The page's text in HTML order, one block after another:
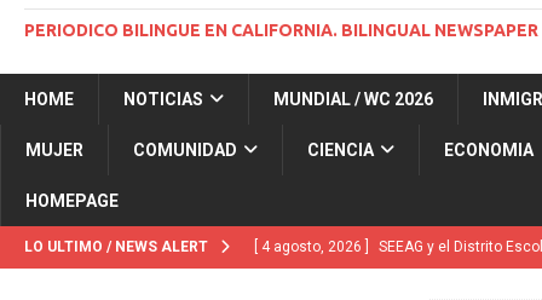
PERIODICO BILINGUE EN CALIFORNIA. BILINGUAL
HOME NOTICIAS MUNDIAL / WC 2026
MUJER COMUNIDAD CIENCIA ECONOMIA
HOMEPAGE
LO ULTIMO / NEWS ALERT [ 4 agosto, 2026 ] SEEAG y el Distrito